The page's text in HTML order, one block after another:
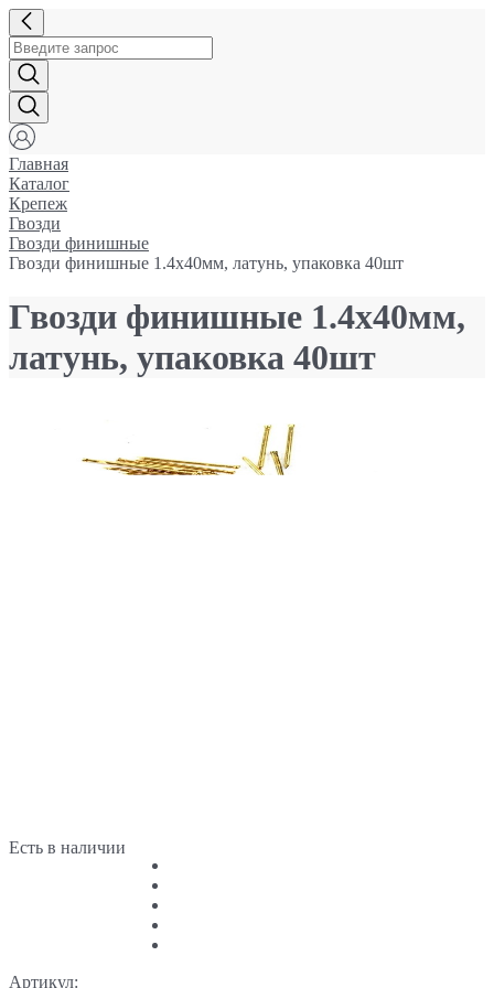
Главная
Каталог
Крепеж
Гвозди
Гвозди финишные
Гвозди финишные 1.4x40мм, латунь, упаковка 40шт
Гвозди финишные 1.4x40мм,
латунь, упаковка 40шт
Есть в наличии
Артикул: